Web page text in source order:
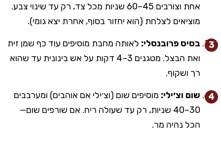
אחת וצורבים 45–60 שניות מכל צד, רק עד שינוי צבע.
מוציאים לצלחת (הוא יחזור בסוף, אחרת יצא גומי).
בסיס פרובנסלי: לאותה מחבת מוסיפים עוד כף שמן זית
ואת הבצל. מטגנים 3–4 דקות על אש בינונית עד שהוא
רך ושקוף.
שום וצ׳ילי: מוסיפים שום (וצ׳ילי אם אוהבים) ומערבבים
30–40 שניות, רק עד שעולה ריח. אם שורפים שום—
הכל נהיה מר.